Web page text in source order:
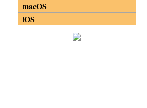
macOS
iOS